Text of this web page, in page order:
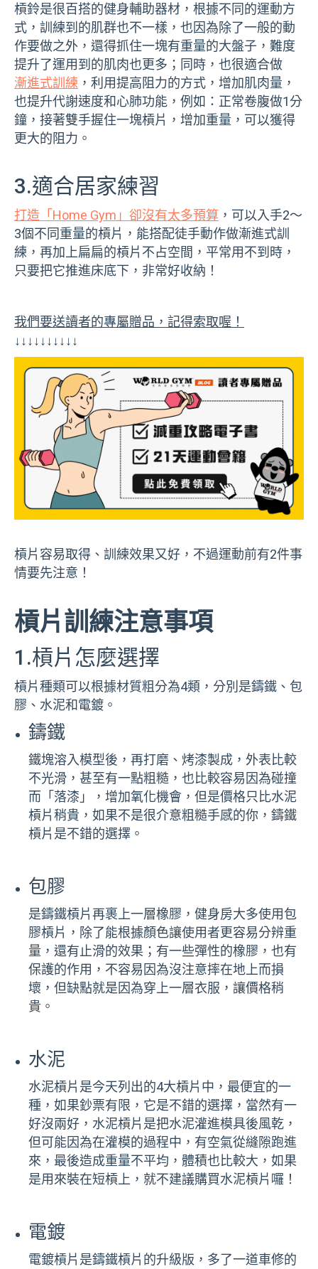
槓鈴是很百搭的健身輔助器材，根據不同的運動方
式，訓練到的肌群也不一樣，也因為除了一般的動
作要做之外，還得抓住一塊有重量的大盤子，難度
提升了運用到的肌肉也更多；同時，也很適合做
漸進式訓練 ，利用提高阻力的方式，增加肌肉量，
也提升代謝速度和心肺功能，例如：正常卷腹做1分
鐘，接著雙手握住一塊槓片，增加重量，可以獲得
更大的阻力。
3.適合居家練習
打造「Home Gym」卻沒有太多預算 ，可以入手2～
3個不同重量的槓片，能搭配徒手動作做漸進式訓
練，再加上扁扁的槓片不占空間，平常用不到時，
只要把它推進床底下，非常好收納！
我們要送讀者的專屬贈品，記得索取喔！
↓↓↓↓↓↓↓↓↓↓
槓片容易取得、訓練效果又好，不過運動前有2件事
情要先注意！
槓片訓練注意事項
1.槓片怎麼選擇
槓片種類可以根據材質粗分為4類，分別是鑄鐵、包
膠、水泥和電鍍。
鑄鐵
鐵塊溶入模型後，再打磨、烤漆製成，外表比較
不光滑，甚至有一點粗糙，也比較容易因為碰撞
而「落漆」，增加氧化機會，但是價格只比水泥
槓片稍貴，如果不是很介意粗糙手感的你，鑄鐵
槓片是不錯的選擇。
包膠
是鑄鐵槓片再裹上一層橡膠，健身房大多使用包
膠槓片，除了能根據顏色讓使用者更容易分辨重
量，還有止滑的效果；有一些彈性的橡膠，也有
保護的作用，不容易因為沒注意摔在地上而損
壞，但缺點就是因為穿上一層衣服，讓價格稍
貴。
水泥
水泥槓片是今天列出的4大槓片中，最便宜的一
種，如果鈔票有限，它是不錯的選擇，當然有一
好沒兩好，水泥槓片是把水泥灌進模具後風乾，
但可能因為在灌模的過程中，有空氣從縫隙跑進
來，最後造成重量不平均，體積也比較大，如果
是用來裝在短槓上，就不建議購買水泥槓片囉！
電鍍
電鍍槓片是鑄鐵槓片的升級版，多了一道車修的